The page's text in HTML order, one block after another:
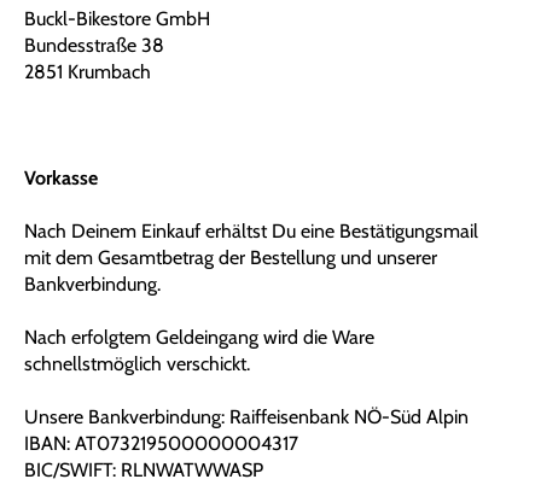
Buckl-Bikestore GmbH
Bundesstraße 38
2851 Krumbach
Vorkasse
Nach Deinem Einkauf erhältst Du eine Bestätigungsmail
mit dem Gesamtbetrag der Bestellung und unserer
Bankverbindung.
Nach erfolgtem Geldeingang wird die Ware
schnellstmöglich verschickt.
Unsere Bankverbindung: Raiffeisenbank NÖ-Süd Alpin
IBAN: AT073219500000004317
BIC/SWIFT: RLNWATWWASP